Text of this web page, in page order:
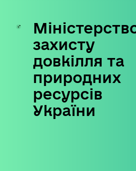
Skip
contentзахисту
довкілля та
природних
ресурсів
України